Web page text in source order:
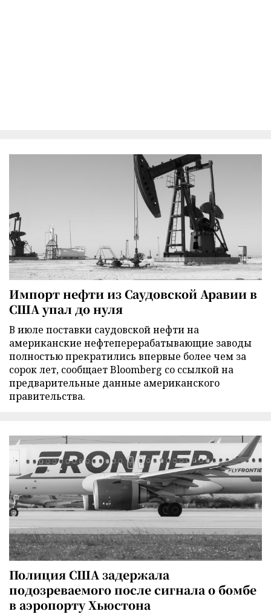
Импорт нефти из Саудовской Аравии в
США упал до нуля
В июле поставки саудовской нефти на
американские нефтеперерабатывающие заводы
полностью прекратились впервые более чем за
сорок лет, сообщает Bloomberg со ссылкой на
предварительные данные американского
правительства.
Полиция США задержала
подозреваемого после сигнала о бомбе
в аэропорту Хьюстона